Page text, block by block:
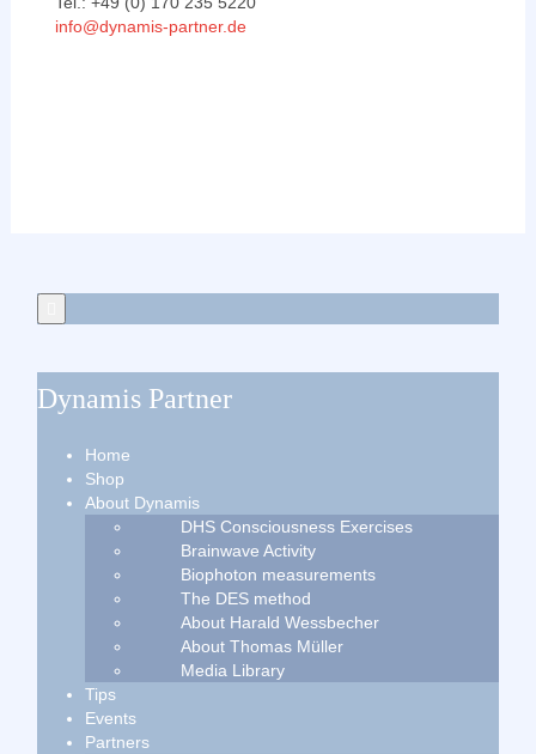
info@dynamis-partner.de
Dynamis Partner
Home
Shop
About Dynamis
DHS Consciousness Exercises
Brainwave Activity
Biophoton measurements
The DES method
About Harald Wessbecher
About Thomas Müller
Media Library
Tips
Events
Partners